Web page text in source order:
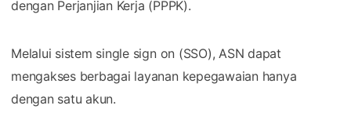
dengan Perjanjian Kerja (PPPK).
Melalui sistem single sign on (SSO), ASN dapat
mengakses berbagai layanan kepegawaian hanya
dengan satu akun.